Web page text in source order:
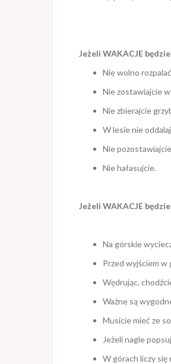
Jeżeli WAKACJE
Nie wolno
Nie zostawiajcie
Nie zbierajcie
W lesie nie
Nie
Nie hałasujcie.
Jeżeli WAKACJE
Na górskie
Przed wyjściem
Wędrując,
Ważne są
Musicie mieć ze
Jeżeli nagle
W górach liczy się